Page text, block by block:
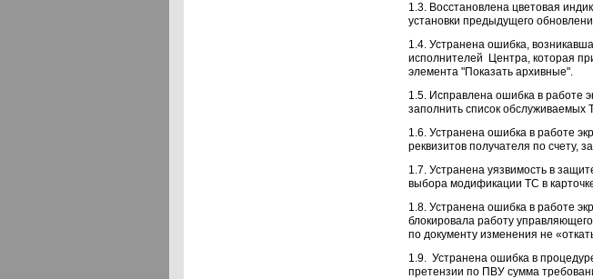
1.3. Восстановлена цветовая
установки предыдущего
1.4. Устранена ошибка,
исполнителей Центра, которая
элемента "Показать архивные".
1.5. Исправлена ошибка в работе
заполнить список обслуживаемых
1.6. Устранена ошибка в работе
реквизитов получателя по счету,
1.7. Устранена уязвимость в
выбора модификации ТС в
1.8. Устранена ошибка в работе
блокировала работу
по документу изменения не
1.9. Устранена ошибка в
претензии по ПВУ сумма